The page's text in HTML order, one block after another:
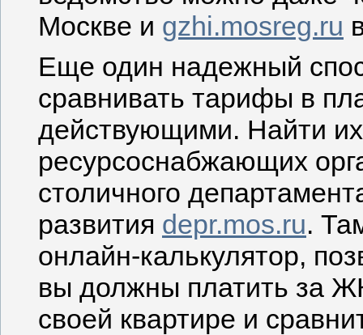
Москве и gzhi.mosreg.ru
Еще один надежный
сравнивать тарифы в
действующими. Найти
ресурсоснабжающих
столичного
развития depr.mos.ru.
онлайн-калькулятор,
вы должны платить за
своей квартире и